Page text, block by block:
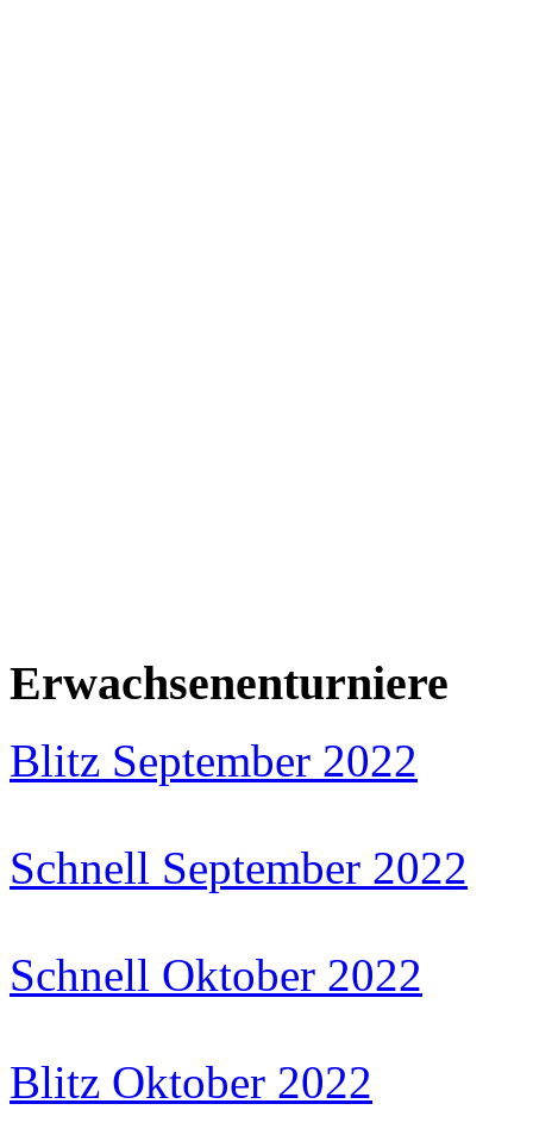
Erwachsenenturniere
Blitz September 2022
Schnell September 2022
Schnell Oktober 2022
Blitz Oktober 2022